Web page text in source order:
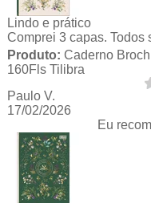
Lindo e prático
Comprei 3 capas. Todos
Produto: Caderno
160Fls Tilibra
Paulo V.
17/02/2026
Eu